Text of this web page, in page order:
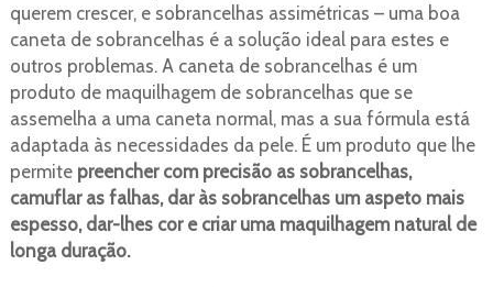
querem crescer, e sobrancelhas assimétricas – uma boa
caneta de sobrancelhas é a solução ideal para estes e
outros problemas. A caneta de sobrancelhas é um
produto de maquilhagem de sobrancelhas que se
assemelha a uma caneta normal, mas a sua fórmula está
adaptada às necessidades da pele. É um produto que lhe
permite preencher com precisão as sobrancelhas,
camuflar as falhas, dar às sobrancelhas um aspeto mais
espesso, dar-lhes cor e criar uma maquilhagem natural de
longa duração.